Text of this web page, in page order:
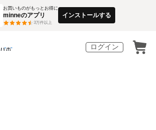
お買いものがもっとお得に
minneのアプリ
3万件以上
インストールする
ログイン